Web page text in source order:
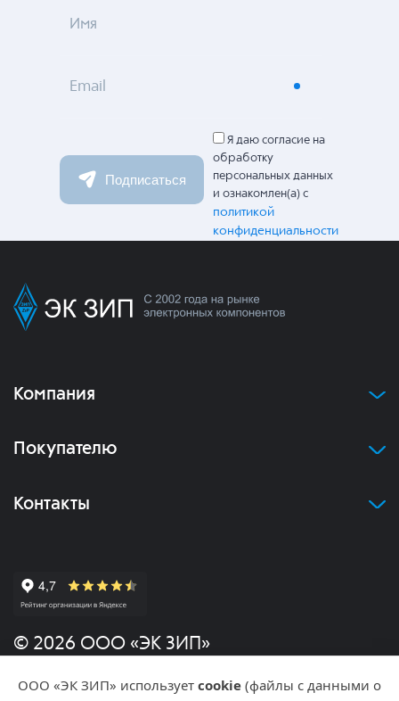
Имя
Email
Подписаться
Я даю согласие на
обработку
персональных данных
и ознакомлен(а) с
политикой
конфиденциальности
Компания
Покупателю
Контакты
© 2026 ООО «ЭК ЗИП»
Политика конфиденциальности
ООО «ЭК ЗИП» использует cookie (файлы с данными о